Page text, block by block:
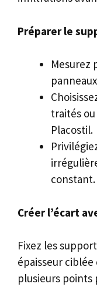
Préparer le
Mesurez
traités
Placostil.
constant.
Créer l’écart
Fixez les
épaisseur ciblée
plusieurs points